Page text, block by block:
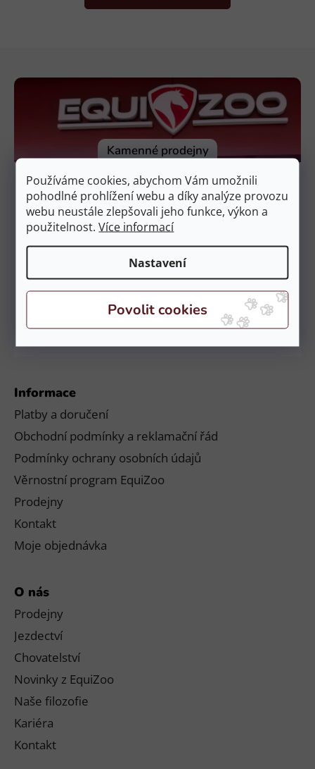
Používáme cookies, abychom Vám umožnili
pohodlné prohlížení webu a díky analýze provozu
webu neustále zlepšovali jeho funkce, výkon a
použitelnost.Více informací
Nastavení
Informace
Platby a doručení
Obchodní podmínky a reklamační řád
Podmínky ochrany osobních údajů
Věrnostní program EquiZoo
Prodejny
Kontakt
Moje objednávka
O nás
Prodejny
Jezdectví
Chovatelství
Novinky z EquiZoo
Naše filozofie
Kariéra
Kontakt
Kamenné prodejny
Prodejna Čestlice
EquiZoo – OC Spektrum
Obchodní 329, 251 01 Čestlice
Otevírací doba:
Prodejna České Budějovice
EquiZoo – Budějovice
Průběžná 2551, 370 04 Č. Budějovice
Otevírací doba:
PO – NE: 9:00 – 20:00